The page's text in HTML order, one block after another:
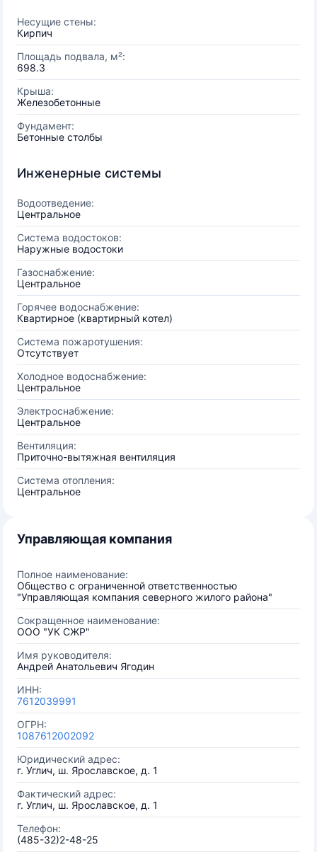
Несущие стены:
Кирпич
Площадь подвала, м²:
698.3
Крыша:
Железобетонные
Фундамент:
Бетонные столбы
Инженерные системы
Водоотведение:
Центральное
Система водостоков:
Наружные водостоки
Газоснабжение:
Центральное
Горячее водоснабжение:
Квартирное (квартирный котел)
Система пожаротушения:
Отсутствует
Холодное водоснабжение:
Центральное
Электроснабжение:
Центральное
Вентиляция:
Приточно-вытяжная вентиляция
Система отопления:
Центральное
Управляющая компания
Полное наименование:
Общество с ограниченной ответственностью
"Управляющая компания северного жилого района"
Сокращенное наименование:
ООО "УК СЖР"
Имя руководителя:
Андрей Анатольевич Ягодин
ИНН:
7612039991
ОГРН:
1087612002092
Юридический адрес:
г. Углич, ш. Ярославское, д. 1
Фактический адрес:
г. Углич, ш. Ярославское, д. 1
Телефон:
(485-32)2-48-25